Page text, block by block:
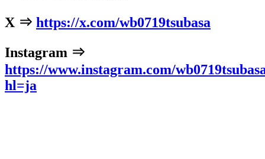
X ⇒ https://x.com/wb0719tsubasa
Instagram ⇒
https://www.instagram.com/
hl=ja